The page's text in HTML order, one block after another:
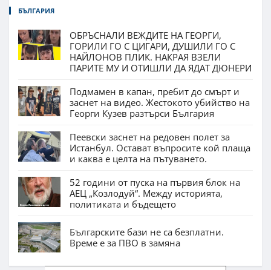
БЪЛГАРИЯ
ОБРЪСНАЛИ ВЕЖДИТЕ НА ГЕОРГИ,
ГОРИЛИ ГО С ЦИГАРИ, ДУШИЛИ ГО С
НАЙЛОНОВ ПЛИК. НАКРАЯ ВЗЕЛИ
ПАРИТЕ МУ И ОТИШЛИ ДА ЯДАТ ДЮНЕРИ
Подмамен в капан, пребит до смърт и
заснет на видео. Жестокото убийство на
Георги Кузев разтърси България
Пеевски заснет на редовен полет за
Истанбул. Остават въпросите кой плаща
и каква е целта на пътуването.
52 години от пуска на първия блок на
АЕЦ „Козлодуй“. Между историята,
политиката и бъдещето
Българските бази не са безплатни.
Време е за ПВО в замяна